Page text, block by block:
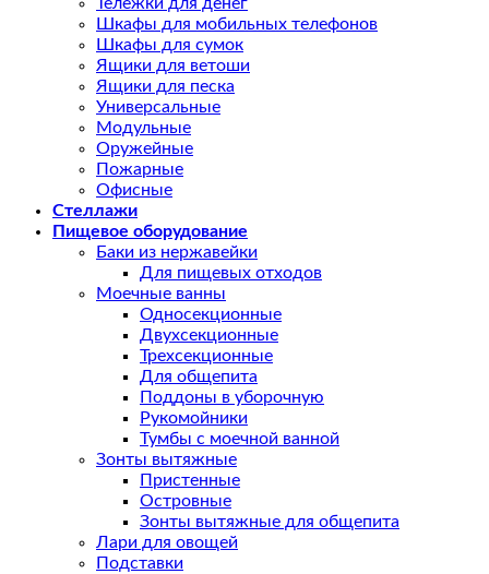
Тележки для денег
Шкафы для мобильных телефонов
Шкафы для сумок
Ящики для ветоши
Ящики для песка
Универсальные
Модульные
Оружейные
Пожарные
Офисные
Стеллажи
Пищевое оборудование
Баки из нержавейки
Для пищевых отходов
Моечные ванны
Односекционные
Двухсекционные
Трехсекционные
Для общепита
Поддоны в уборочную
Рукомойники
Тумбы с моечной ванной
Зонты вытяжные
Пристенные
Островные
Зонты вытяжные для общепита
Лари для овощей
Подставки